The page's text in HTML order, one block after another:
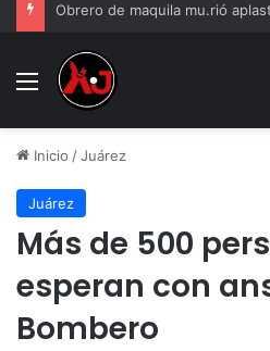
Obrero de maquila mu.rió
Menu
Inicio /Juárez
Juárez
Más de 500
esperan con
Bombero